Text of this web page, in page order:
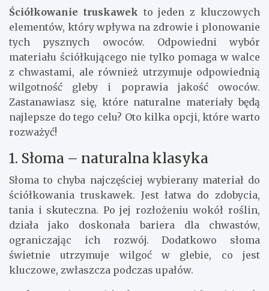
Ściółkowanie truskawek to jeden z kluczowych
elementów, który wpływa na zdrowie i plonowanie
tych pysznych owoców. Odpowiedni wybór
materiału ściółkującego nie tylko pomaga w walce
z chwastami, ale również utrzymuje odpowiednią
wilgotność gleby i poprawia jakość owoców.
Zastanawiasz się, które naturalne materiały będą
najlepsze do tego celu? Oto kilka opcji, które warto
rozważyć!
1. Słoma – naturalna klasyka
Słoma to chyba najczęściej wybierany materiał do
ściółkowania truskawek. Jest łatwa do zdobycia,
tania i skuteczna. Po jej rozłożeniu wokół roślin,
działa jako doskonała bariera dla chwastów,
ograniczając ich rozwój. Dodatkowo słoma
świetnie utrzymuje wilgoć w glebie, co jest
kluczowe, zwłaszcza podczas upałów.